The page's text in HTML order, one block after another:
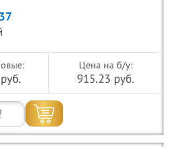
Цена на б/у:
915.23 руб.